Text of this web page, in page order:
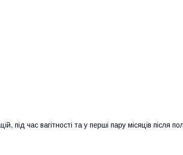
час вагітності та у перші пару місяців після